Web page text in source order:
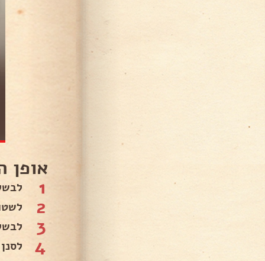
אופן
1
2
3
4